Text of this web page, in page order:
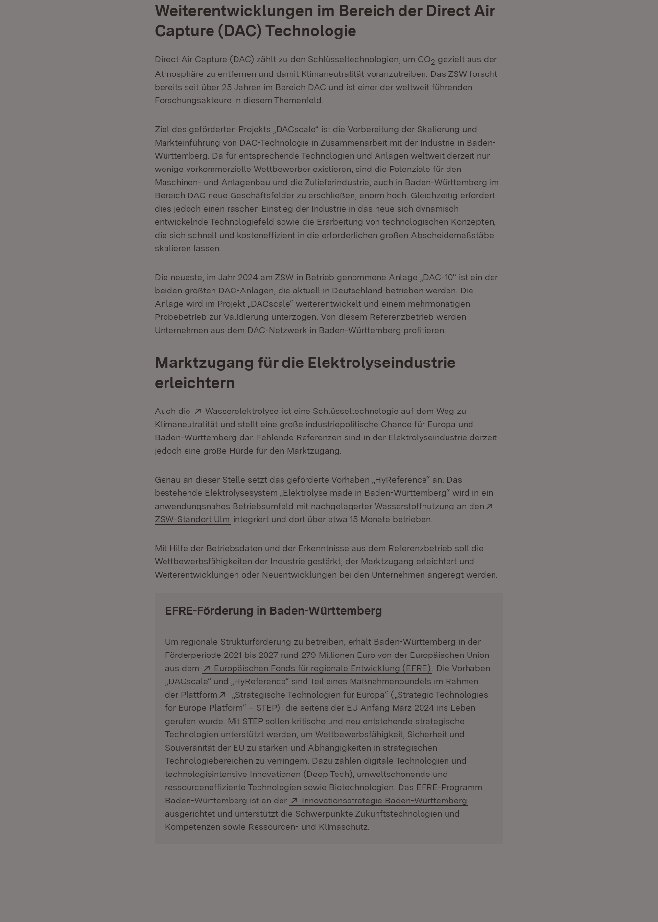
Weiterentwicklungen im Bereich der Direct Air
Capture (DAC) Technologie
Direct Air Capture (DAC) zählt zu den Schlüsseltechnologien, um CO2 gezielt aus der
Atmosphäre zu entfernen und damit Klimaneutralität voranzutreiben. Das ZSW forscht
bereits seit über 25 Jahren im Bereich DAC und ist einer der weltweit führenden
Forschungsakteure in diesem Themenfeld.
Ziel des geförderten Projekts „DACscale“ ist die Vorbereitung der Skalierung und
Markteinführung von DAC-Technologie in Zusammenarbeit mit der Industrie in Baden-
Württemberg. Da für entsprechende Technologien und Anlagen weltweit derzeit nur
wenige vorkommerzielle Wettbewerber existieren, sind die Potenziale für den
Maschinen- und Anlagenbau und die Zulieferindustrie, auch in Baden-Württemberg im
Bereich DAC neue Geschäftsfelder zu erschließen, enorm hoch. Gleichzeitig erfordert
dies jedoch einen raschen Einstieg der Industrie in das neue sich dynamisch
entwickelnde Technologiefeld sowie die Erarbeitung von technologischen Konzepten,
die sich schnell und kosteneffizient in die erforderlichen großen Abscheidemaßstäbe
skalieren lassen.
Die neueste, im Jahr 2024 am ZSW in Betrieb genommene Anlage „DAC-10“ ist ein der
beiden größten DAC-Anlagen, die aktuell in Deutschland betrieben werden. Die
Anlage wird im Projekt „DACscale“ weiterentwickelt und einem mehrmonatigen
Probebetrieb zur Validierung unterzogen. Von diesem Referenzbetrieb werden
Unternehmen aus dem DAC-Netzwerk in Baden-Württemberg profitieren.
Marktzugang für die Elektrolyseindustrie
erleichtern
Auch die Extern:
Wasserelektrolyse (Öffnet in neuem Fenster)
ist eine Schlüsseltechnologie auf dem Weg zu
Klimaneutralität und stellt eine große industriepolitische Chance für Europa und
Baden-Württemberg dar. Fehlende Referenzen sind in der Elektrolyseindustrie derzeit
jedoch eine große Hürde für den Marktzugang.
Genau an dieser Stelle setzt das geförderte Vorhaben „HyReference“ an: Das
bestehende Elektrolysesystem „Elektrolyse made in Baden-Württemberg“ wird in ein
anwendungsnahes Betriebsumfeld mit nachgelagerter Wasserstoffnutzung an den
ZSW-Standort Ulm (Öffnet in neuem Fenster)
integriert und dort über etwa 15 Monate betrieben.
Mit Hilfe der Betriebsdaten und der Erkenntnisse aus dem Referenzbetrieb soll die
Wettbewerbsfähigkeiten der Industrie gestärkt, der Marktzugang erleichtert und
Weiterentwicklungen oder Neuentwicklungen bei den Unternehmen angeregt werden.
EFRE-Förderung in Baden-Württemberg
Um regionale Strukturförderung zu betreiben, erhält Baden-Württemberg in der
Förderperiode 2021 bis 2027 rund 279 Millionen Euro von der Europäischen Union
aus dem
Extern:
Europäischen Fonds für regionale Entwicklung (EFRE) (Öffnet in neuem Fenster)
. Die Vorhaben
„DACscale“ und „HyReference“ sind Teil eines Maßnahmenbündels im Rahmen
der Plattform
Extern:
„Strategische Technologien für Europa“ („Strategic Technologies
for Europe Platform“ – STEP) (Öffnet in neuem Fenster)
, die seitens der EU Anfang März 2024 ins Leben
gerufen wurde. Mit STEP sollen kritische und neu entstehende strategische
Technologien unterstützt werden, um Wettbewerbsfähigkeit, Sicherheit und
Souveränität der EU zu stärken und Abhängigkeiten in strategischen
Technologiebereichen zu verringern. Dazu zählen digitale Technologien und
technologieintensive Innovationen (Deep Tech), umweltschonende und
ressourceneffiziente Technologien sowie Biotechnologien. Das EFRE-Programm
Baden-Württemberg ist an der
Extern:
Innovationsstrategie Baden-Württemberg
ausgerichtet und unterstützt die Schwerpunkte Zukunftstechnologien und
Kompetenzen sowie Ressourcen- und Klimaschutz.